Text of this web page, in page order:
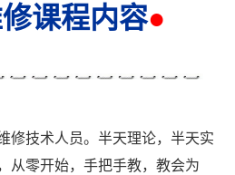
课程内容●
修技术人员。半天理论，半天实
从零开始，手把手教，教会为